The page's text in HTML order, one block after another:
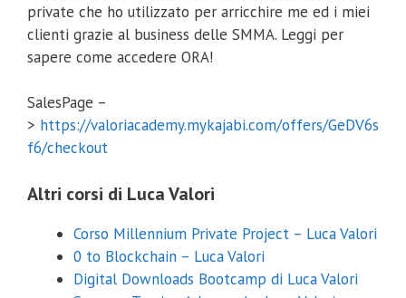
private che ho utilizzato per arricchire me ed i miei
clienti grazie al business delle SMMA. Leggi per
sapere come accedere ORA!
SalesPage –
> https://valoriacademy.mykajabi.com/offers/GeDV6s
f6/checkout
Altri corsi di Luca Valori
Corso Millennium Private Project – Luca Valori
0 to Blockchain – Luca Valori
Digital Downloads Bootcamp di Luca Valori